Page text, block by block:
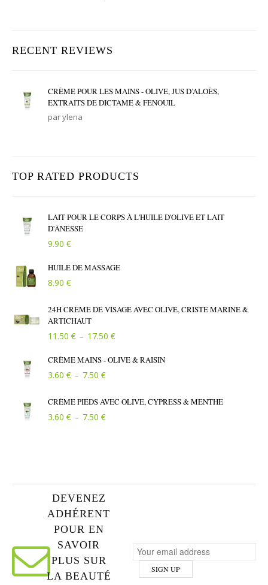
RECENT REVIEWS
CRÈME POUR LES MAINS - OLIVE, JUS D’ALOÈS,
EXTRAITS DE DICTAME & FENOUIL
par ylena
TOP RATED PRODUCTS
LAIT POUR LE CORPS À L'HUILE D'OLIVE ET LAIT
D'ÂNESSE
9.90 €
HUILE DE MASSAGE
8.90 €
24H CRÈME DE VISAGE AVEC OLIVE, CRISTE MARINE &
ARTICHAUT
11.50 € – 17.50 €Plage de prix : 11.50 € à 17.50 €
CRÈME MAINS - OLIVE & RAISIN
3.60 € – 7.50 €Plage de prix : 3.60 € à 7.50 €
CRÈME PIEDS AVEC OLIVE, CYPRESS & MENTHE
3.60 € – 7.50 €Plage de prix : 3.60 € à 7.50 €
DEVENEZ
ADHÉRENT
POUR EN
SAVOIR
PLUS SUR
LA BEAUTÉ